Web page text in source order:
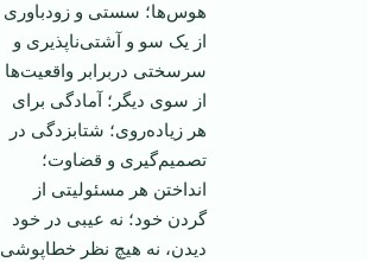
هوس‌ها؛ سستی و زودباوری
از يک سو و آشتی‌ناپذيری و
سرسختی دربرابر واقعيت‌ها
از سوی ديگر؛ آمادگی برای
هر زياده‌روی؛ شتابزدگی در
تصميم‌گيری و قضاوت؛
انداختن هر مسئوليتی از
گردن خود؛ نه عيبی در خود
ديدن، نه هيچ نظر خطاپوشی